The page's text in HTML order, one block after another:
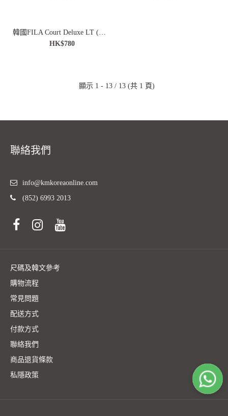
韓國FILA Court Deluxe LT (白色/粉紅色)
HK$780
顯示 1 - 13 / 13 (共 1 頁)
聯絡我們
info@kmkoreaonline.com
(852) 6993 2013
尺碼及韓文參考
購物流程
常見問題
配送方式
付款方式
聯絡我們
商品退貨條款
私隱政策